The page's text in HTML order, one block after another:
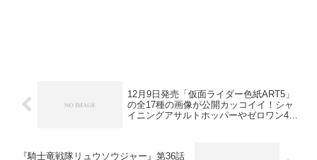
12月9日発売「仮面ライダー色紙ART5」
の全17種の画像が公開カッコイイ！シャ
イニングアサルトホッパーやゼロワン4人
『騎士竜戦隊リュウソウジャー』第36話